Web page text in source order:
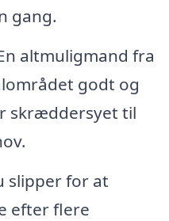
gang.
altmuligmand fra
godt og
skræddersyet til
slipper for at
efter flere